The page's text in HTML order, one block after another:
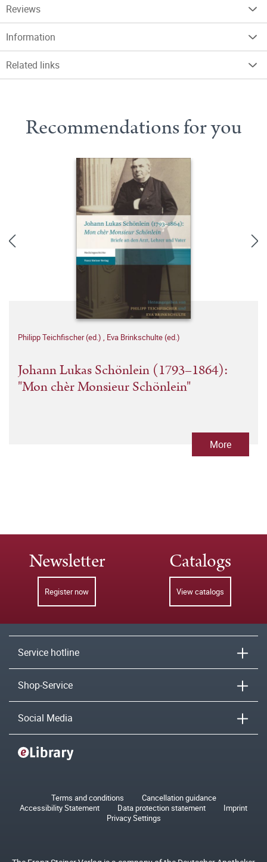
Reviews
Information
Related links
Recommendations for you
Philipp Teichfischer (ed.) , Eva Brinkschulte (ed.)
Johann Lukas Schönlein (1793–1864):
"Mon chèr Monsieur Schönlein"
More
Newsletter
Register now
Catalogs
View catalogs
Service hotline
Shop-Service
Social Media
Terms and conditions
Cancellation guidance
Accessibility Statement
Data protection statement
Imprint
Privacy Settings